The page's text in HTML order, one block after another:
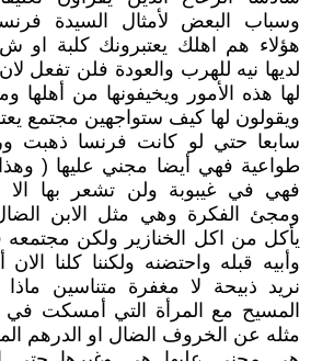
وسباب البعض لأمثال السيدة
هؤلاء هم اهلك يعتبرونك كلبة او
لديها نيه للهرب والعودة فلن تفعل
لها هذه الأمور ويخيفونها من أهلها
ويقولون لها كيف ستواجهين مجتمع
سابعا حتي لو كانت فرنسا ذهبت
طواعية فهي أيضا مجني عليها (
فهي في غيبوبة ولن تشعر بها الا
ومجئ الفكرة وهي مثل الابن
يأكل من اكل الخنازير ولكن مجتمعه
وأبيه قبله واحتضنه ولكننا كلنا الان
نريد ذبيحة لا مغفرة متناسين
المسيح مع المرأة التي أمسكت في
مثله عن الخروف الضال او الدرهم